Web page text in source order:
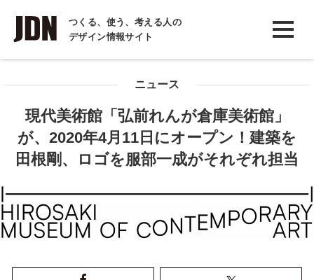
つくる、使う、考える人の
デザイン情報サイト
INTERVIEW
インタビュー
COLUMN
コラム
ニュース
現代美術館「弘前れんが倉庫美術館」
が、2020年4月11日にオープン！建築を
田根剛、ロゴを服部一成がそれぞれ担当